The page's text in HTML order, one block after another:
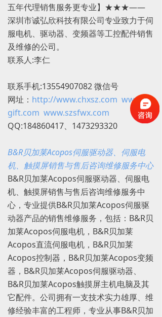
五年代理销售服务更专业】★★★——
深圳市诚弘欣科技有限公司专业致力于伺
服电机、驱动器、变频器等工控配件销售
及维修的公司。
联系人:李仁
联系手机:13554907082 微信号
网址： http://www.chxsz.com www.oil-
gift.com www.szsfwx.com
QQ:184860417、1473293320
B&R贝加莱Acopos伺服驱动器、伺服电
机、触摸屏销售与售后咨询维修服务中心
B&R贝加莱Acopos伺服驱动器、伺服电
机、触摸屏销售与售后咨询维修服务中
心，专业提供B&R贝加莱Acopos伺服驱
动器产品的销售维修服务，包括：B&R贝
加莱Acopos伺服电机，B&R贝加莱
Acopos直流伺服电机，B&R贝加莱
Acopos控制器，B&R贝加莱Acopos变频
器，B&R贝加莱Acopos伺服驱动器、
B&R贝加莱Acopos触摸屏主机电脑及其
它配件。公司拥有一支技术实力雄厚、维
修经验丰富的工程师，专业从事B&R贝加